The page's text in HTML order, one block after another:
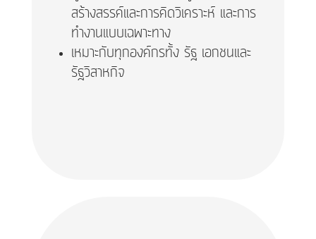
สร้างสรรค์และการคิดวิเคราะห์ และการ
ทำงานแบบเฉพาะทาง
เหมาะกับทุกองค์กรทั้ง รัฐ เอกชนและ
รัฐวิสาหกิจ